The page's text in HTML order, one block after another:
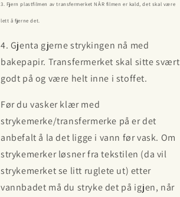
3. Fjern plastfilmen av transfermerket NÅR filmen er kald, det skal være
lett å fjerne det.
4. Gjenta gjerne strykingen nå med
bakepapir. Transfermerket skal sitte svært
godt på og være helt inne i stoffet.
Før du vasker klær med
strykemerke/transfermerke på er det
anbefalt å la det ligge i vann før vask. Om
strykemerker løsner fra tekstilen (da vil
strykemerket se litt ruglete ut) etter
vannbadet må du stryke det på igjen, når